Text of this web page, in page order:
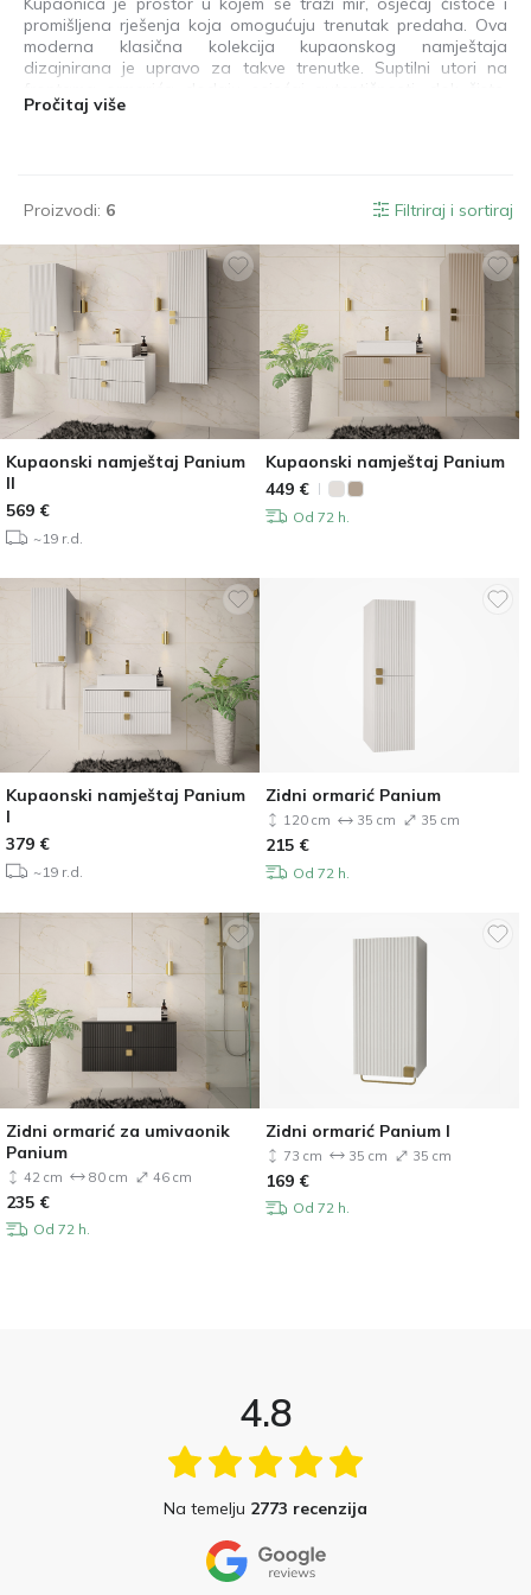
promišljena rješenja koja omogućuju trenutak predaha. Ova
moderna klasična kolekcija kupaonskog namještaja
dizajnirana je upravo za takve trenutke. Suptilni utori na
definiranije linije ističu minimalistički pristup dizajnu. To su
omogućuje Vam stvaranje kupaonskog prostora koji je ne
života.
Pročitaj više
Proizvodi: 6 Filtriraj i sortiraj
Kupaonski namještaj Panium
II
569 €
~19 r.d.
Kupaonski namještaj Panium
449 €
Od 72 h.
Kupaonski namještaj Panium
I
379 €
~19 r.d.
Zidni ormarić Panium
120 cm 35 cm 35 cm
215 €
Od 72 h.
Zidni ormarić za umivaonik
Panium
42 cm 80 cm 46 cm
235 €
Od 72 h.
Zidni ormarić Panium I
73 cm 35 cm 35 cm
169 €
Od 72 h.
4.8
Na temelju 2773 recenzija